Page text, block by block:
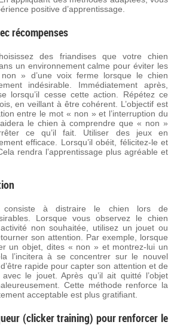
positive d’apprentissage.
récompenses
des friandises que votre chien
un environnement calme pour éviter les
» d’une voix ferme lorsque le chien
indésirable. Immédiatement après,
lorsqu’il cesse cette action. Répétez ce
en veillant à être cohérent. L’objectif est
entre le mot « non » et l’interruption du
le chien à comprendre que « non »
ce qu’il fait. Utiliser des jeux en
efficace. Lorsqu’il obéit, félicitez-le et
rendra l’apprentissage plus agréable et
consiste à distraire le chien lors de
Lorsque vous observez le chien
non souhaitée, utilisez un jouet ou
son attention. Par exemple, lorsque
un objet, dites « non » et montrez-lui un
l’incitera à se concentrer sur le nouvel
rapide pour capter son attention et de
le jouet. Après qu’il ait quitté l’objet
Cette méthode renforce la
acceptable est plus gratifiant.
(clicker training) pour renforcer le